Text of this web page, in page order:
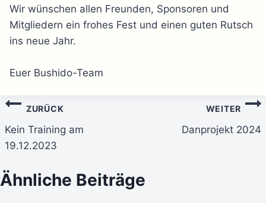
Wir wünschen allen Freunden, Sponsoren und
Mitgliedern ein frohes Fest und einen guten Rutsch
ins neue Jahr.
Euer Bushido-Team
Beitragsnavigation
ZURÜCK
Kein Training am
19.12.2023
WEITER
Danprojekt 2024
Ähnliche Beiträge